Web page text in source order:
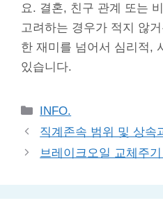
요. 결혼, 친구 관계 또는
고려하는 경우가 적지 않
한 재미를 넘어서 심리적,
있습니다.
Categories
INFO.
직계존속 범위 및 상속
브레이크오일 교체주